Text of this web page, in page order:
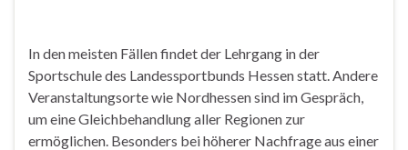
In den meisten Fällen findet der Lehrgang in der
Sportschule des Landessportbunds Hessen statt. Andere
Veranstaltungsorte wie Nordhessen sind im Gespräch,
um eine Gleichbehandlung aller Regionen zur
ermöglichen. Besonders bei höherer Nachfrage aus einer